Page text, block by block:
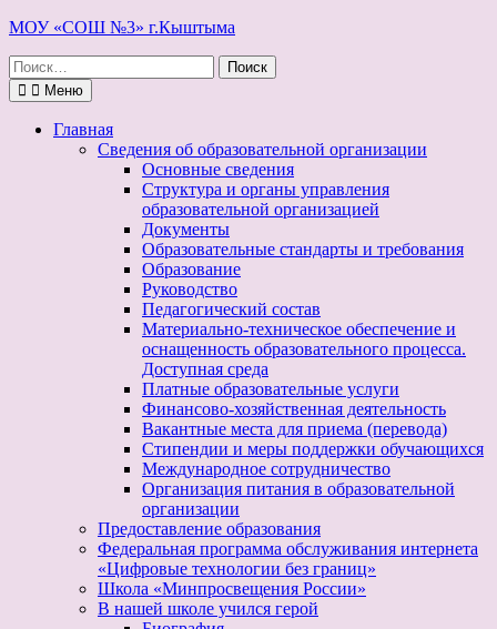
Перейти
содержимому
МОУ «СОШ №3» г.Кыштыма
Поиск
по:
Меню
Главная
Сведения об образовательной организации
Основные сведения
Структура и органы управления
образовательной организацией
Документы
Образовательные стандарты и требования
Образование
Руководство
Педагогический состав
Материально-техническое обеспечение и
оснащенность образовательного процесса.
Доступная среда
Платные образовательные услуги
Финансово-хозяйственная деятельность
Вакантные места для приема (перевода)
Стипендии и меры поддержки обучающихся
Международное сотрудничество
Организация питания в образовательной
организации
Предоставление образования
Федеральная программа обслуживания интернета
«Цифровые технологии без границ»
Школа «Минпросвещения России»
В нашей школе учился герой